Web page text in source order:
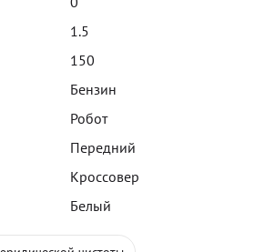
1.5
150
Бензин
Робот
Передний
Кроссовер
Белый